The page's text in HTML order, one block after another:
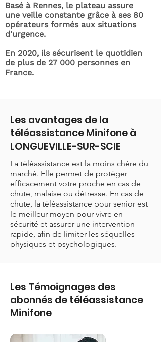
Basé à Rennes, le plateau assure
une veille constante grâce à ses 80
opérateurs formés aux situations
d'urgence.
En 2020, ils sécurisent le quotidien
de plus de 27 000 personnes en
France.
Les avantages de la
téléassistance Minifone à
LONGUEVILLE-SUR-SCIE
La téléassistance est la moins chère du
marché. Elle permet de protéger
efficacement votre proche en cas de
chute, malaise ou détresse. En cas de
chute, la téléassistance pour senior est
le meilleur moyen pour vivre en
sécurité et assurer une intervention
rapide, afin de limiter les séquelles
physiques et psychologiques.
Les Témoignages des
abonnés de téléassistance
Minifone